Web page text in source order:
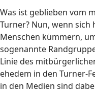
Was ist geblieben vom
Turner? Nun, wenn
Menschen kümmern,
sogenannte
Linie des
ehedem in den Turner-
in den Medien sind